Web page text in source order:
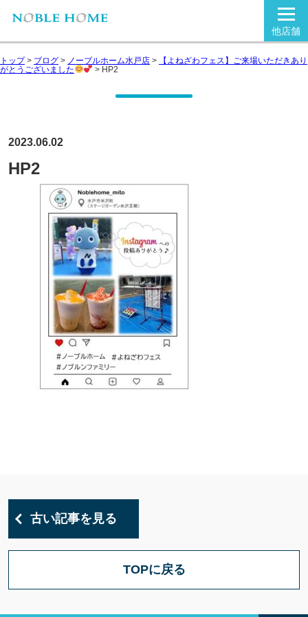
他店舗
トップ> ブログ > ノーブルホーム水戸店 >
【よねざわフェス】ご来場いただきあり
がとうございました
> HP2
2023.06.02
HP2
古い記事を見る
TOPに戻る